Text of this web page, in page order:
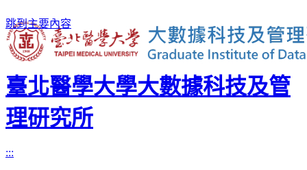
跳到主要內容
臺北醫學大學大數據科技及管
理研究所
:::